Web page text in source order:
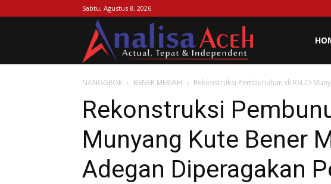
Sabtu, Agustus 8, 2026
Aceh
NANGGROE BENER MERIAH Rekonstruksi Pembunuhan di RSUD
Rekonstruksi
Munyang Kute Bener
Adegan Diperagakan